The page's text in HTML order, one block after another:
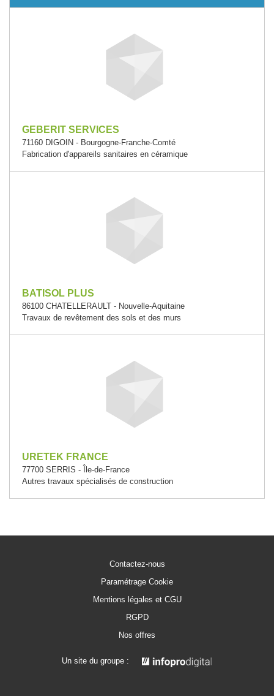
GEBERIT SERVICES
71160 DIGOIN - Bourgogne-Franche-Comté
Fabrication d'appareils sanitaires en céramique
BATISOL PLUS
86100 CHATELLERAULT - Nouvelle-Aquitaine
Travaux de revêtement des sols et des murs
URETEK FRANCE
77700 SERRIS - Île-de-France
Autres travaux spécialisés de construction
Contactez-nous
Paramétrage Cookie
Mentions légales et CGU
RGPD
Nos offres
Un site du groupe :